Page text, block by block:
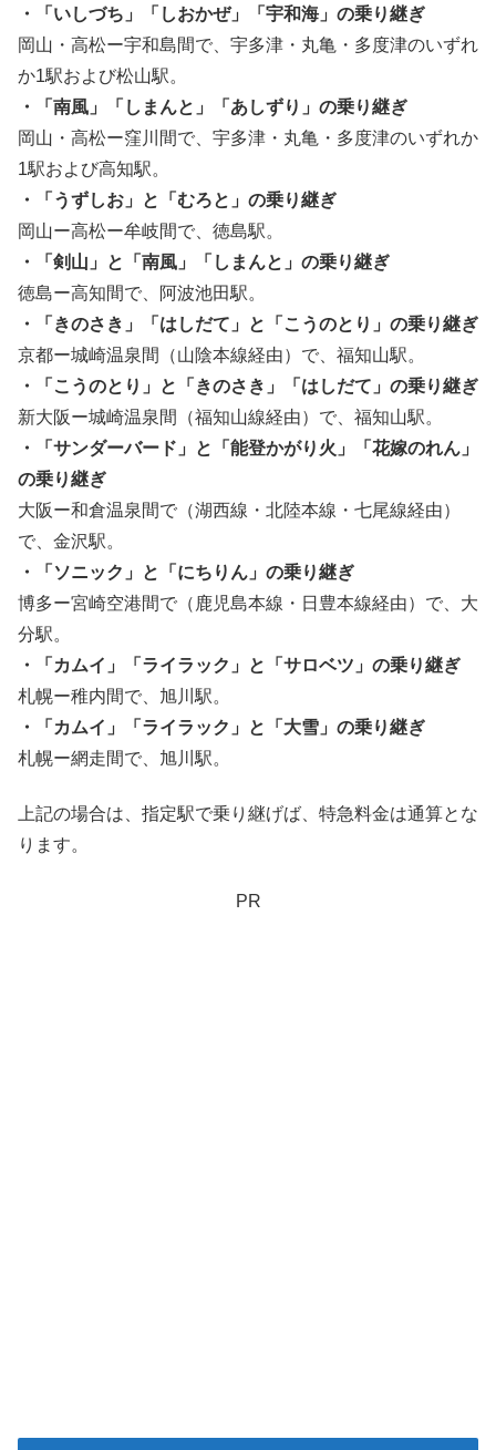
・「いしづち」「しおかぜ」「宇和海」の乗り継ぎ
岡山・高松ー宇和島間で、宇多津・丸亀・多度津のいずれ
か1駅および松山駅。
・「南風」「しまんと」「あしずり」の乗り継ぎ
岡山・高松ー窪川間で、宇多津・丸亀・多度津のいずれか
1駅および高知駅。
・「うずしお」と「むろと」の乗り継ぎ
岡山ー高松ー牟岐間で、徳島駅。
・「剣山」と「南風」「しまんと」の乗り継ぎ
徳島ー高知間で、阿波池田駅。
・「きのさき」「はしだて」と「こうのとり」の乗り継ぎ
京都ー城崎温泉間（山陰本線経由）で、福知山駅。
・「こうのとり」と「きのさき」「はしだて」の乗り継ぎ
新大阪ー城崎温泉間（福知山線経由）で、福知山駅。
・「サンダーバード」と「能登かがり火」「花嫁のれん」
の乗り継ぎ
大阪ー和倉温泉間で（湖西線・北陸本線・七尾線経由）
で、金沢駅。
・「ソニック」と「にちりん」の乗り継ぎ
博多ー宮崎空港間で（鹿児島本線・日豊本線経由）で、大
分駅。
・「カムイ」「ライラック」と「サロベツ」の乗り継ぎ
札幌ー稚内間で、旭川駅。
・「カムイ」「ライラック」と「大雪」の乗り継ぎ
札幌ー網走間で、旭川駅。
上記の場合は、指定駅で乗り継げば、特急料金は通算とな
ります。
PR